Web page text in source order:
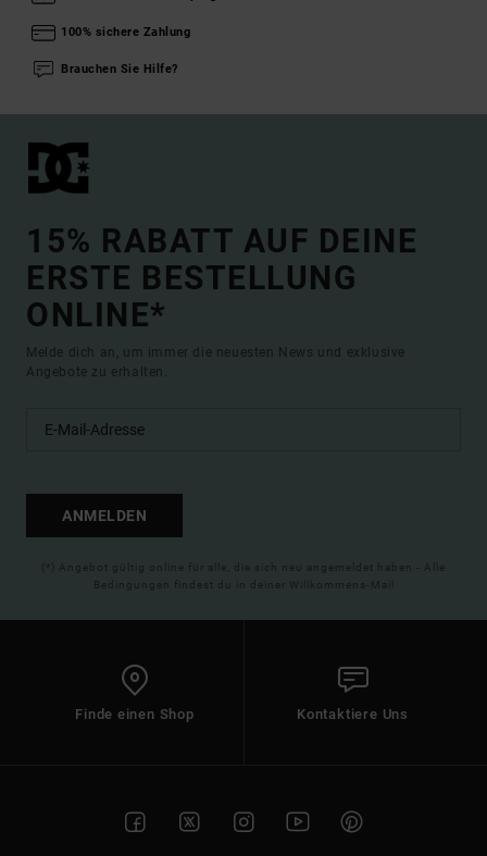
100% sichere Zahlung
Brauchen Sie Hilfe?
15% RABATT AUF DEINE
ERSTE BESTELLUNG
ONLINE*
Melde dich an, um immer die neuesten News und exklusive
Angebote zu erhalten.
ANMELDEN
(*) Angebot gültig online für alle, die sich neu angemeldet haben - Alle
Bedingungen findest du in deiner Willkommens-Mail
Finde einen Shop Kontaktiere Uns